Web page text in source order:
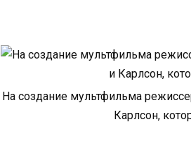
На создание мультфильма
Карлсон,